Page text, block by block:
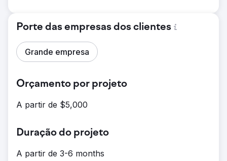
Porte das empresas dos clientes
Grande empresa
Orçamento por projeto
A partir de $5,000
Duração do projeto
A partir de 3-6 months